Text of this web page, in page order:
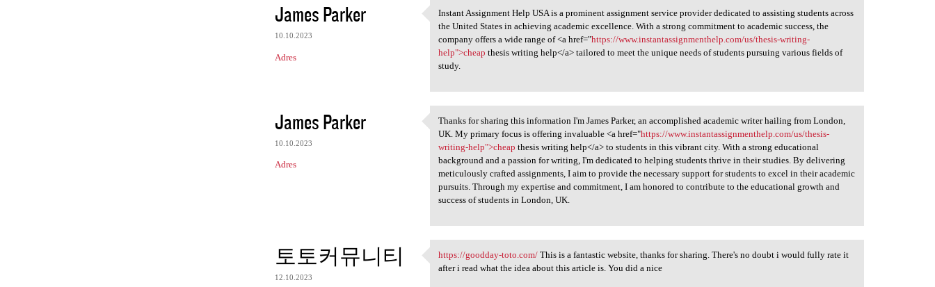
James Parker
10.10.2023
Adres
Instant Assignment Help USA
Instant Assignment Help USA is a prominent assignment service provider dedicated to assisting students across
the United States in achieving academic excellence. With a strong commitment to academic success, the
company offers a wide range of <a href="https://www.instantassignmenthelp.com/us/thesis-writing-
help">cheap thesis writing help</a> tailored to meet the unique needs of students pursuing various fields of
study.
James Parker
10.10.2023
Adres
Thanks for sharing this
Thanks for sharing this information I'm James Parker, an accomplished academic writer hailing from London,
UK. My primary focus is offering invaluable <a href="https://www.instantassignmenthelp.com/us/thesis-
writing-help">cheap thesis writing help</a> to students in this vibrant city. With a strong educational
background and a passion for writing, I'm dedicated to helping students thrive in their studies. By delivering
meticulously crafted assignments, I aim to provide the necessary support for students to excel in their academic
pursuits. Through my expertise and commitment, I am honored to contribute to the educational growth and
success of students in London, UK.
토토커뮤니티
12.10.2023
https://goodday-toto.com/
https://goodday-toto.com/ This is a fantastic website, thanks for sharing. There's no doubt i would fully rate it
after i read what the idea about this article is. You did a nice